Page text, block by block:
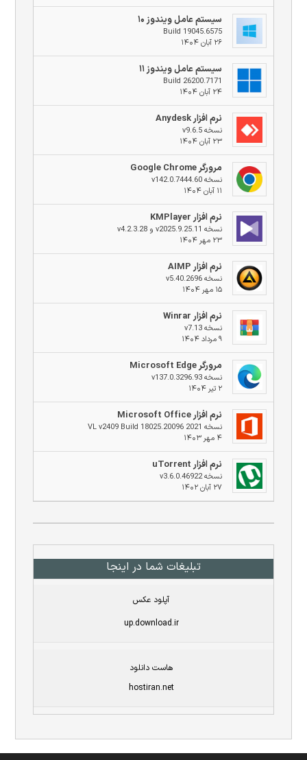
سیستم عامل ویندوز ۱۰
Build 19045.6575
۲۶ آبان ۱۴۰۴
سیستم عامل ویندوز ۱۱
Build 26200.7171
۲۴ آبان ۱۴۰۴
نرم افزار Anydesk
نسخه v9.6.5
۲۳ آبان ۱۴۰۴
مرورگر Google Chrome
نسخه v142.0.7444.60
۱۱ آبان ۱۴۰۴
نرم افزار KMPlayer
نسخه v2025.9.25.11 و v4.2.3.28
۲۳ مهر ۱۴۰۴
نرم افزار AIMP
نسخه v5.40.2696
۱۵ مهر ۱۴۰۴
نرم افزار Winrar
نسخه v7.13
۹ مرداد ۱۴۰۴
مرورگر Microsoft Edge
نسخه v137.0.3296.93
۲ تیر ۱۴۰۴
نرم افزار Microsoft Office
نسخه 2021 VL v2409 Build 18025.20096
۴ مهر ۱۴۰۳
نرم افزار uTorrent
نسخه v3.6.0.46922
۲۷ آبان ۱۴۰۲
تبلیغات شما در اینجا
آپلود عکس
up.download.ir
هاست دانلود
hostiran.net